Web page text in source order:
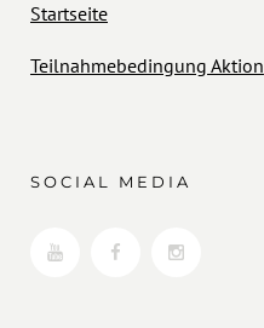
Startseite
Teilnahmebedingung Aktion
SOCIAL MEDIA